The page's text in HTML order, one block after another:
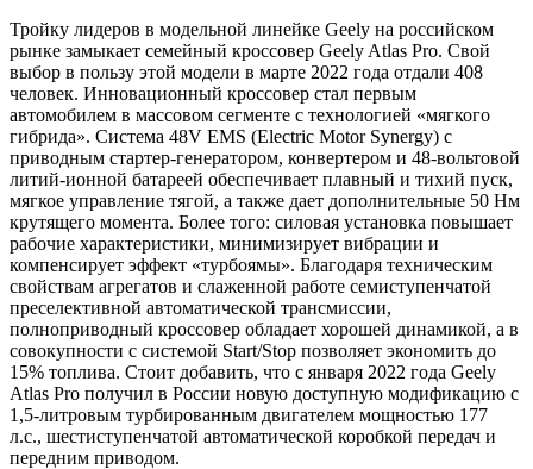
Тройку лидеров в модельной линейке Geely на российском
рынке замыкает семейный кроссовер Geely Atlas Pro. Свой
выбор в пользу этой модели в марте 2022 года отдали 408
человек. Инновационный кроссовер стал первым
автомобилем в массовом сегменте с технологией «мягкого
гибрида». Система 48V EMS (Electric Motor Synergy) с
приводным стартер-генератором, конвертером и 48-вольтовой
литий-ионной батареей обеспечивает плавный и тихий пуск,
мягкое управление тягой, а также дает дополнительные 50 Нм
крутящего момента. Более того: силовая установка повышает
рабочие характеристики, минимизирует вибрации и
компенсирует эффект «турбоямы». Благодаря техническим
свойствам агрегатов и слаженной работе семиступенчатой
преселективной автоматической трансмиссии,
полноприводный кроссовер обладает хорошей динамикой, а в
совокупности с системой Start/Stop позволяет экономить до
15% топлива. Стоит добавить, что с января 2022 года Geely
Atlas Pro получил в России новую доступную модификацию с
1,5-литровым турбированным двигателем мощностью 177
л.с., шестиступенчатой автоматической коробкой передач и
передним приводом.